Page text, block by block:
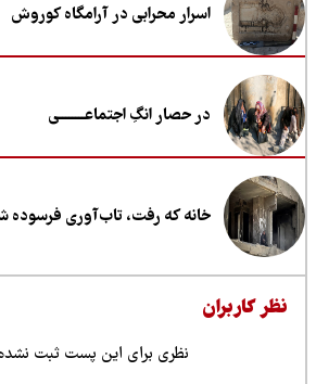
اسرار محرابی در آرامگاه کوروش
در حصار انگِ اجتماعــــــــی
خانه که رفت، تاب‌آوری فرسوده شد
کاربران
نظری برای این پست ثبت نشده